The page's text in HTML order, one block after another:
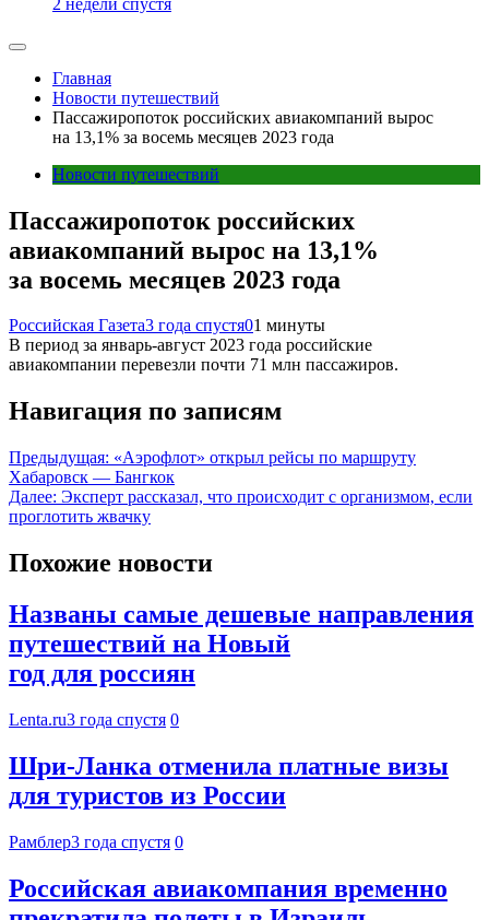
Главная
Новости путешествий
Пассажиропоток российских авиакомпаний вырос
на 13,1% за восемь месяцев 2023 года
Новости путешествий
Пассажиропоток российских
авиакомпаний вырос на 13,1%
за восемь месяцев 2023 года
Российская Газета3 года спустя01 минуты
В период за январь-август 2023 года российские
авиакомпании перевезли почти 71 млн пассажиров.
Навигация по записям
Предыдущая: «Аэрофлот» открыл рейсы по маршруту
Хабаровск — Бангкок
Далее: Эксперт рассказал, что происходит с организмом, если
проглотить жвачку
Похожие новости
Названы самые дешевые направления
путешествий на Новый
год для россиян
Lenta.ru3 года спустя 0
Шри-Ланка отменила платные визы
для туристов из России
Рамблер3 года спустя 0
Российская авиакомпания временно